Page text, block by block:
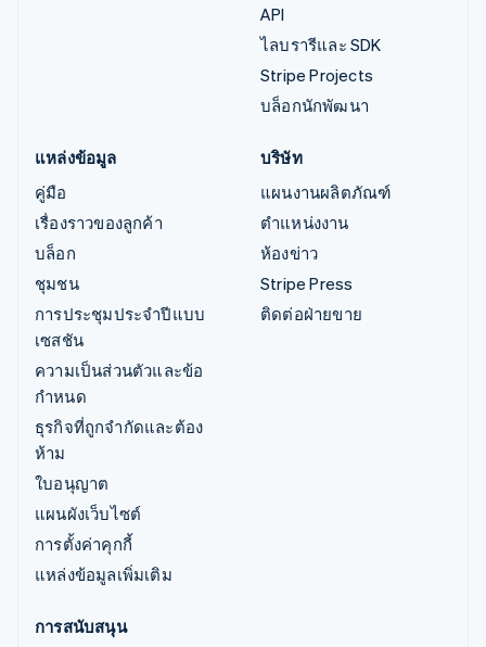
API
ไลบรารีและ SDK
Stripe Projects
บล็อกนักพัฒนา
แหล่งข้อมูล
คู่มือ
เรื่องราวของลูกค้า
บล็อก
ชุมชน
การประชุมประจำปีแบบ
เซสชัน
ความเป็นส่วนตัวและข้อ
กำหนด
ธุรกิจที่ถูกจำกัดและต้อง
ห้าม
ใบอนุญาต
แผนผังเว็บไซต์
การตั้งค่าคุกกี้
แหล่งข้อมูลเพิ่มเติม
บริษัท
แผนงานผลิตภัณฑ์
ตำแหน่งงาน
ห้องข่าว
Stripe Press
ติดต่อฝ่ายขาย
การสนับสนุน